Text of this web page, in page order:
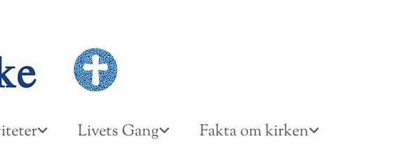
Livets Gang
Fakta om kirken